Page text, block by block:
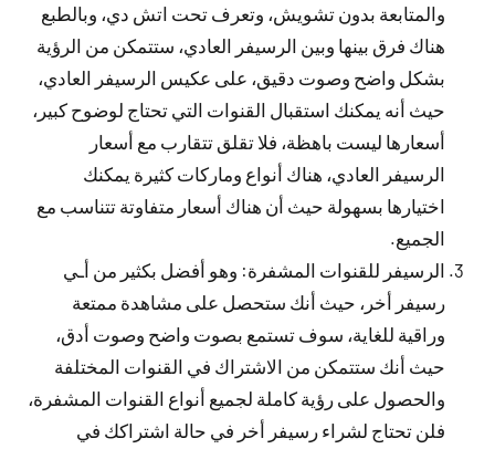
والمتابعة بدون تشويش، وتعرف تحت اتش دي، وبالطبع
هناك فرق بينها وبين الرسيفر العادي، ستتمكن من الرؤية
بشكل واضح وصوت دقيق، على عكيس الرسيفر العادي،
حيث أنه يمكنك استقبال القنوات التي تحتاج لوضوح كبير،
أسعارها ليست باهظة، فلا تقلق تتقارب مع أسعار
الرسيفر العادي، هناك أنواع وماركات كثيرة يمكنك
اختيارها بسهولة حيث أن هناك أسعار متفاوتة تتناسب مع
الجميع.
الرسيفر للقنوات المشفرة: وهو أفضل بكثير من أـي
رسيفر أخر، حيث أنك ستحصل على مشاهدة ممتعة
وراقية للغاية، سوف تستمع بصوت واضح وصوت أدق،
حيث أنك ستتمكن من الاشتراك في القنوات المختلفة
والحصول على رؤية كاملة لجميع أنواع القنوات المشفرة،
فلن تحتاج لشراء رسيفر أخر في حالة اشتراكك في